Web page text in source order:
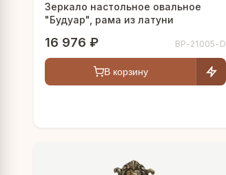
Зеркало настольное овальное
"Будуар", рама из латуни
16 976 ₽ BP-21005-D
В корзину